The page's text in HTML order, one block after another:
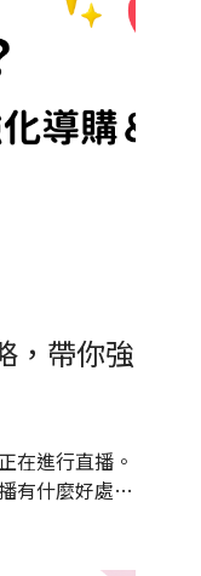
，帶你強
在進行直播。
有什麼好處？
營策略，幫助